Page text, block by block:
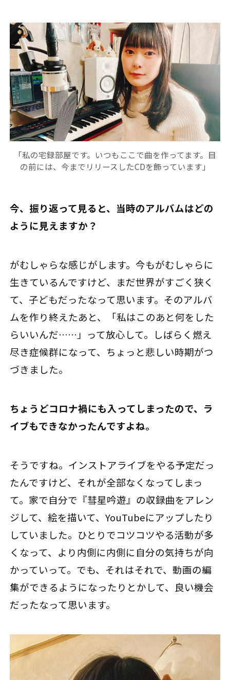
「私の宅録部屋です。いつもここで曲を作ってます。目
の前には、今までリリースしたCDを飾っています」
――今、振り返って見ると、当時のアルバムはどの
ように見えますか？
がむしゃらな感じがします。今もがむしゃらに
生きているんですけど、まだ世界がすごく狭く
て、子どもだったなって思います。そのアルバ
ムを作り終えたあと、「私はこのあと何をした
らいいんだ……」って放心して。しばらく燃え
尽き症候群になって、ちょっと悲しい時期がつ
づきました。
――ちょうどコロナ禍にも入ってしまったので、ラ
イブもできなかったんですよね。
そうですね。インストアライブをやる予定だっ
たんですけど、それが全部なくなってしまっ
て。家で自分で『彗星吟遊』の収録曲をアレン
ジして、絵を描いて、YouTubeにアップしたり
していました。ひとりでコツコツやる活動が多
くなって、より内側に内側に自分の気持ちが向
かっていって。でも、それはそれで、動画の編
集ができるようになったりとかして、良い機会
だったなって思います。